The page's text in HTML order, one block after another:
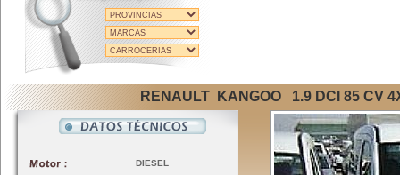
RENAULT KANGOO 1.9 DCI 85 CV
DIESEL